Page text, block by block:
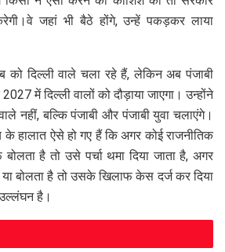
जहां भी बैठे होंगे, उन्हें पकड़कर लाया
को दिल्ली वाले चला रहे हैं, लेकिन अब पंजाबी
में दिल्ली वालों को दौड़ाया जाएगा। उन्होंने
नहीं, बल्कि पंजाबी और पंजाबी युवा चलाएंगे।
हालात ऐसे हो गए हैं कि अगर कोई राजनीतिक
है तो उसे पर्चा थमा दिया जाता है, अगर
बोलता है तो उसके खिलाफ केस दर्ज कर दिया
है।